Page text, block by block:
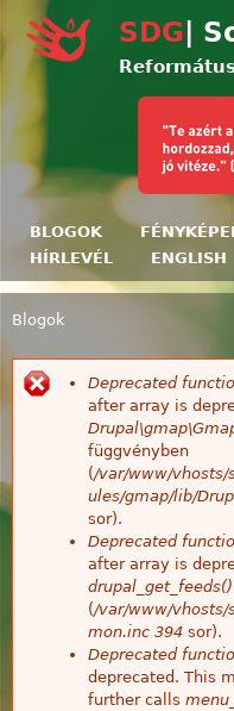
Ugrás
SDG |
BLOGOK
HÍRLEVÉL
ENGLISH
Jelenlegi hely
Blogok
Hibaüzenet
Deprecated
after array is
függvényben
(/var/www/vhosts/
ules/gmap/lib/
sor).
Deprecated
after array is
drupal_get_feeds()
(/var/www/vhosts/
mon.inc 394 sor).
Deprecated
deprecated. This
further calls